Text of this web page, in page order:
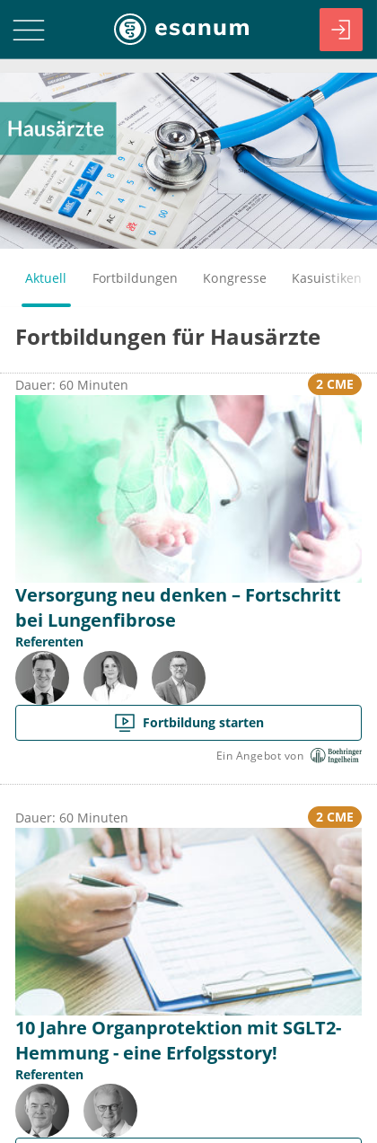
Aktuell Fortbildungen Kongresse Kasuistiken
Fortbildungen für Hausärzte
Dauer: 60 Minuten 2 CME
Versorgung neu denken – Fortschritt
bei Lungenfibrose
Referenten
Fortbildung starten
Ein Angebot von
Dauer: 60 Minuten 2 CME
10 Jahre Organprotektion mit SGLT2-
Hemmung - eine Erfolgsstory!
Referenten